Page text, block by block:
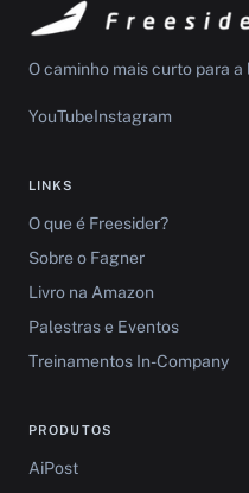
O caminho mais curto para
YouTubeInstagram
LINKS
O que é Freesider?
Sobre o Fagner
Livro na Amazon
Palestras e Eventos
Treinamentos In-Company
PRODUTOS
AiPost